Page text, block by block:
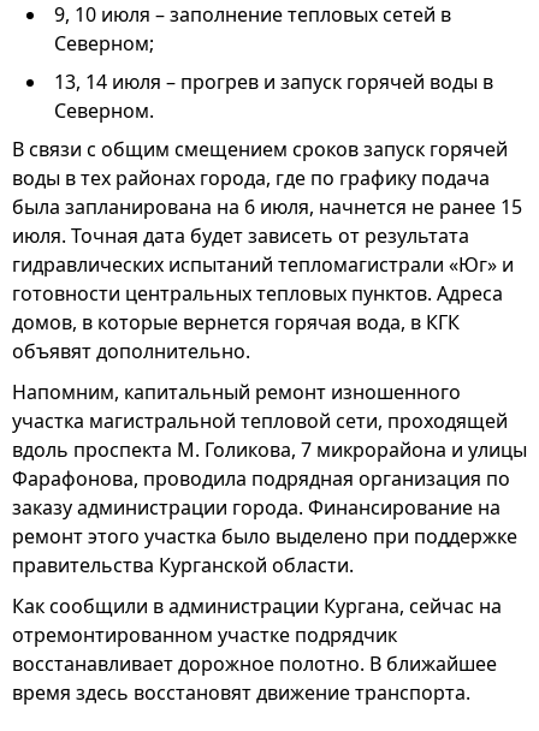
9, 10 июля – заполнение тепловых сетей в
Северном;
13, 14 июля – прогрев и запуск горячей воды в
Северном.
В связи с общим смещением сроков запуск горячей
воды в тех районах города, где по графику подача
была запланирована на 6 июля, начнется не ранее 15
июля. Точная дата будет зависеть от результата
гидравлических испытаний тепломагистрали «Юг» и
готовности центральных тепловых пунктов. Адреса
домов, в которые вернется горячая вода, в КГК
объявят дополнительно.
Напомним, капитальный ремонт изношенного
участка магистральной тепловой сети, проходящей
вдоль проспекта М. Голикова, 7 микрорайона и улицы
Фарафонова, проводила подрядная организация по
заказу администрации города. Финансирование на
ремонт этого участка было выделено при поддержке
правительства Курганской области.
Как сообщили в администрации Кургана, сейчас на
отремонтированном участке подрядчик
восстанавливает дорожное полотно. В ближайшее
время здесь восстановят движение транспорта.